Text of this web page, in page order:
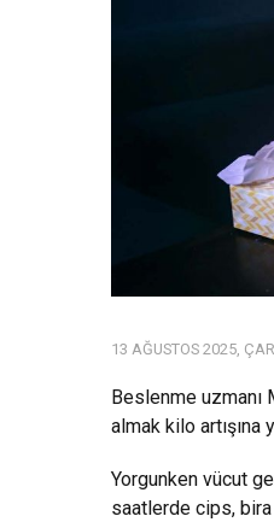
13 AĞUSTOS 2025,
Beslenme
almak kilo artışına
Yorgunken vücut
saatlerde cips,